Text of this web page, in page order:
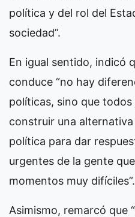
política y del rol del
sociedad”.
En igual sentido, indicó
conduce “no hay
políticas, sino que
construir una
política para dar
urgentes de la gente
momentos muy difíciles”.
Asimismo, remarcó que